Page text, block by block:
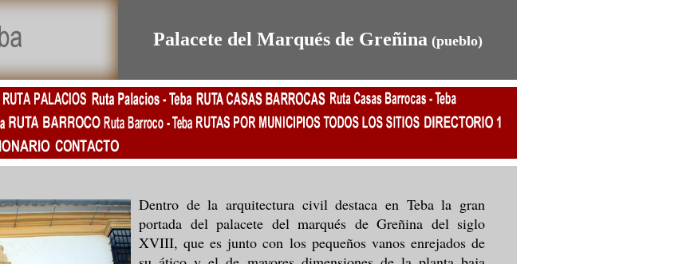
Palacete del Marqués de Greñina(pueblo)
Dentro de la arquitectura civil destaca en Teba la gran
portada del palacete del marqués de Greñina del siglo
XVIII, que es junto con los pequeños vanos enrejados de